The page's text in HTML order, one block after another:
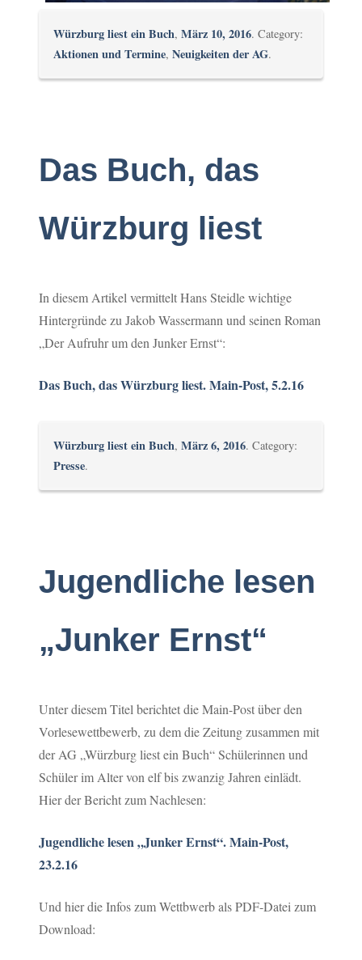
Würzburg liest ein Buch,März 10, 2016. Category:
Aktionen und Termine,Neuigkeiten der AG.
Das Buch, das
Würzburg liest
In diesem Artikel vermittelt Hans Steidle wichtige
Hintergründe zu Jakob Wassermann und seinen Roman
„Der Aufruhr um den Junker Ernst“:
Das Buch, das Würzburg liest. Main-Post, 5.2.16
Würzburg liest ein Buch,März 6, 2016. Category:
Presse.
Jugendliche lesen
„Junker Ernst“
Unter diesem Titel berichtet die Main-Post über den
Vorlesewettbewerb, zu dem die Zeitung zusammen mit
der AG „Würzburg liest ein Buch“ Schülerinnen und
Schüler im Alter von elf bis zwanzig Jahren einlädt.
Hier der Bericht zum Nachlesen:
Jugendliche lesen „Junker Ernst“. Main-Post,
23.2.16
Und hier die Infos zum Wettbwerb als PDF-Datei zum
Download: